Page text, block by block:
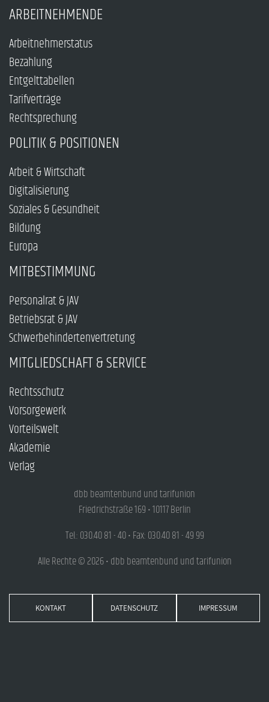
ARBEITNEHMENDE
Arbeitnehmerstatus
Bezahlung
Entgelttabellen
Tarifverträge
Rechtsprechung
POLITIK & POSITIONEN
Arbeit & Wirtschaft
Digitalisierung
Soziales & Gesundheit
Bildung
Europa
MITBESTIMMUNG
Personalrat & JAV
Betriebsrat & JAV
Schwerbehindertenvertretung
MITGLIEDSCHAFT & SERVICE
Rechtsschutz
Vorsorgewerk
Vorteilswelt
Akademie
Verlag
dbb beamtenbund und tarifunion
Friedrichstraße 169 • 10117 Berlin
Tel.: 030.40 81 - 40 • Fax: 030.40 81 - 49 99
Alle Rechte © 2026 • dbb beamtenbund und tarifunion
KONTAKT DATENSCHUTZ IMPRESSUM